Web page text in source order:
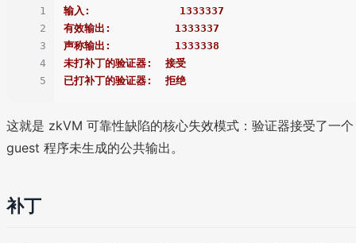
1
2
3
4
5
输入:              1333337
有效输出:          1333337
声称输出:          1333338
未打补丁的验证器:  接受
已打补丁的验证器:  拒绝
这就是 zkVM 可靠性缺陷的核心失效模式：验证器接受了一个
guest 程序未生成的公共输出。
补丁